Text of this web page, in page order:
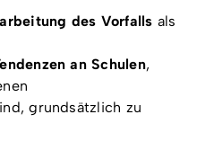
des Vorfalls als
an Schulen,
grundsätzlich zu